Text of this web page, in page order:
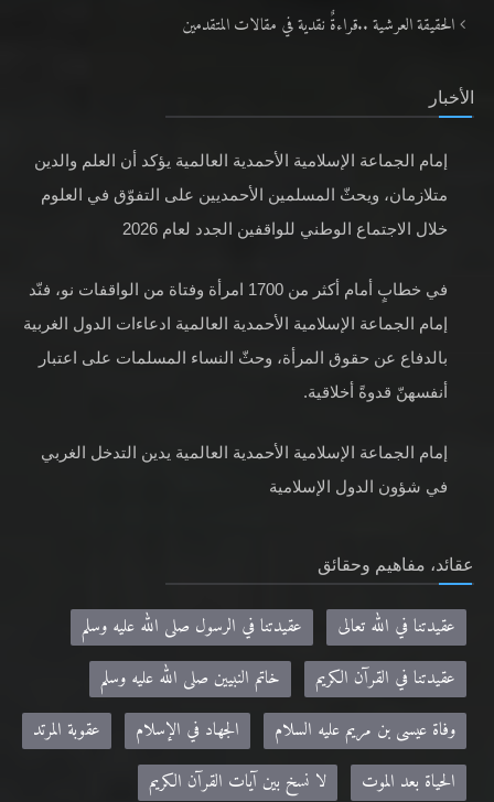
الحقيقة العرشية ..قراءةٌ نقدية في مقالات المتقدمين
الأخبار
إمام الجماعة الإسلامية الأحمدية العالمية يؤكد أن العلم والدين
متلازمان، ويحثّ المسلمين الأحمديين على التفوّق في العلوم
خلال الاجتماع الوطني للواقفين الجدد لعام 2026
في خطابٍ أمام أكثر من 1700 امرأة وفتاة من الواقفات نو، فنّد
إمام الجماعة الإسلامية الأحمدية العالمية ادعاءات الدول الغربية
بالدفاع عن حقوق المرأة، وحثّ النساء المسلمات على اعتبار
أنفسهنّ قدوةً أخلاقية.
إمام الجماعة الإسلامية الأحمدية العالمية يدين التدخل الغربي
في شؤون الدول الإسلامية
عقائد، مفاهيم وحقائق
عقيدتنا في الله تعالى
عقيدتنا في الرسول صلى الله عليه وسلم
عقيدتنا في القرآن الكريم
خاتم النبيين صلى الله عليه وسلم
وفاة عيسى بن مريم عليه السلام
الجهاد في الإسلام
عقوبة المرتد
الحياة بعد الموت
لا نسخ بين آيات القرآن الكريم